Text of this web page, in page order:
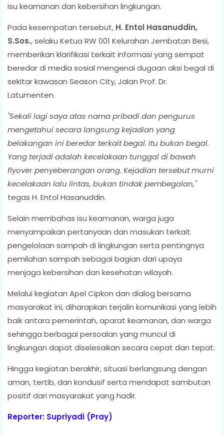
isu keamanan dan kebersihan lingkungan.
Pada kesempatan tersebut, H. Entol Hasanuddin,
S.Sos., selaku Ketua RW 001 Kelurahan Jembatan Besi,
memberikan klarifikasi terkait informasi yang sempat
beredar di media sosial mengenai dugaan aksi begal di
sekitar kawasan Season City, Jalan Prof. Dr.
Latumenten.
"Sekali lagi saya atas nama pribadi dan pengurus
mengetahui secara langsung kejadian yang
belakangan ini beredar terkait begal. Itu bukan begal.
Yang terjadi adalah kecelakaan tunggal di bawah
flyover penyeberangan orang. Kejadian tersebut murni
kecelakaan lalu lintas, bukan tindak pembegalan,"
tegas H. Entol Hasanuddin.
Selain membahas isu keamanan, warga juga
menyampaikan pertanyaan dan masukan terkait
pengelolaan sampah di lingkungan serta pentingnya
pemilahan sampah sebagai bagian dari upaya
menjaga kebersihan dan kesehatan wilayah.
Melalui kegiatan Apel Cipkon dan dialog bersama
masyarakat ini, diharapkan terjalin komunikasi yang lebih
baik antara pemerintah, aparat keamanan, dan warga
sehingga berbagai persoalan yang muncul di
lingkungan dapat diselesaikan secara cepat dan tepat.
Hingga kegiatan berakhir, situasi berlangsung dengan
aman, tertib, dan kondusif serta mendapat sambutan
positif dari masyarakat yang hadir.
Reporter: Supriyadi (Pray)